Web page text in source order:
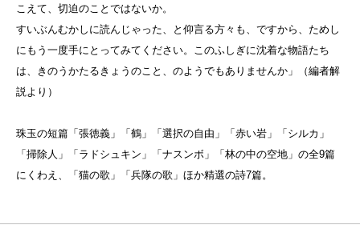
こえて、切迫のことではないか。
すいぶんむかしに読んじゃった、と仰言る方々も、ですから、ためし
にもう一度手にとってみてください。このふしぎに沈着な物語たち
は、きのうかたるきょうのこと、のようでもありませんか」（編者解
説より）
珠玉の短篇「張徳義」「鶴」「選択の自由」「赤い岩」「シルカ」
「掃除人」「ラドシュキン」「ナスンボ」「林の中の空地」の全9篇
にくわえ、「猫の歌」「兵隊の歌」ほか精選の詩7篇。